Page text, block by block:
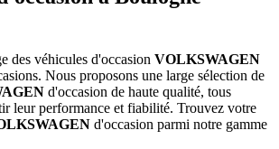
des véhicules d'occasion VOLKSWAGEN
Nous proposons une large sélection de
d'occasion de haute qualité, tous
leur performance et fiabilité. Trouvez votre
d'occasion parmi notre gamme